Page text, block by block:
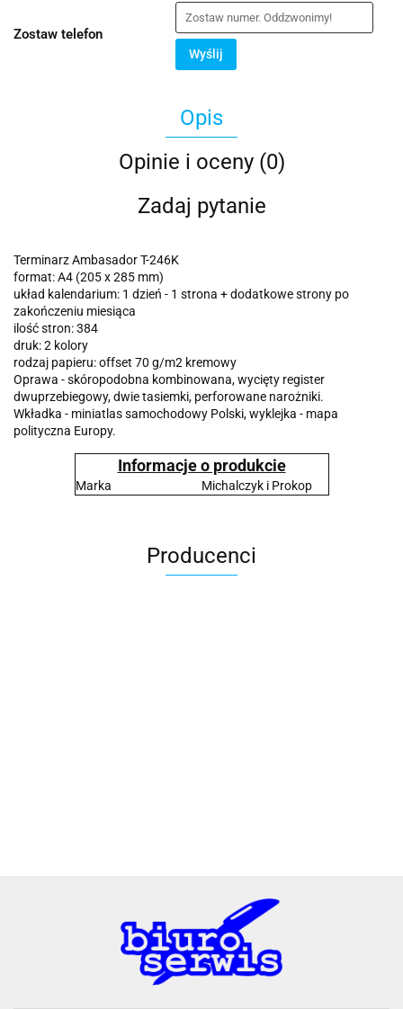
Zostaw telefon
Wyślij
Opis
Opinie i oceny (0)
Zadaj pytanie
Terminarz Ambasador T-246K
format: A4 (205 x 285 mm)
układ kalendarium: 1 dzień - 1 strona + dodatkowe strony po
zakończeniu miesiąca
ilość stron: 384
druk: 2 kolory
rodzaj papieru: offset 70 g/m2 kremowy
Oprawa - skóropodobna kombinowana, wycięty register
dwuprzebiegowy, dwie tasiemki, perforowane narożniki.
Wkładka - miniatlas samochodowy Polski, wyklejka - mapa
polityczna Europy.
Informacje o produkcie
Marka Michalczyk i Prokop
Producenci
A4 Tech